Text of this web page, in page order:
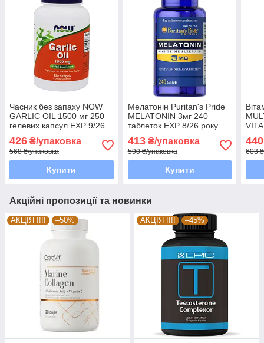
Часник без запаху NOW
GARLIC OIL 1500 мг 250
гелевих капсул EXP 9/26
року включно
426 ₴/упаковка
568 ₴/упаковка
Купити
Мелатонін Puritan's Pride
MELATONIN 3мг 240
таблеток EXP 8/26 року
включно
413₴/упаковка
590 ₴/упаковка
Купити
9/
440
603
Акційні пропозиції та новинки
АКЦІЯ !!!! –50% АКЦІЯ !!!! –45%